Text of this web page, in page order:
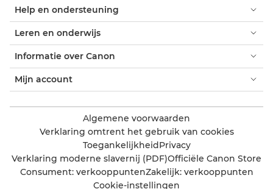
Help en ondersteuning
Leren en onderwijs
Informatie over Canon
Mijn account
Algemene voorwaarden
Verklaring omtrent het gebruik van cookies
ToegankelijkheidPrivacy
Verklaring moderne slavernij (PDF)Officiële Canon Store
Consument: verkooppuntenZakelijk: verkooppunten
Cookie-instellingen